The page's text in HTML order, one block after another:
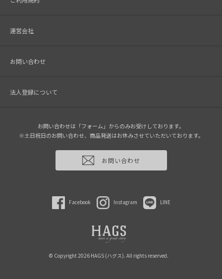
運営会社
お問い合わせ
法人登録について
お問い合わせは「フォーム」からのみお受けしております。
※土日祝日のお問い合わせ、商品発送はお休みさせていただいております。
お問い合わせ
Facebook Instagram LINE
© Copyright 2026 HAGS (ハグス). All rights reserved.